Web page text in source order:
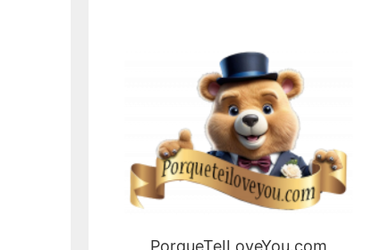
PorqueTeILoveYou.com